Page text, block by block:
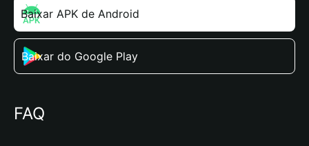
Baixar APK de Android
Baixar do Google Play
FAQ